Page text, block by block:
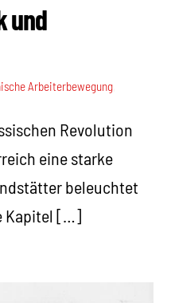
und
Arbeiterbewegung
Revolution
eine starke
beleuchtet
Kapitel […]